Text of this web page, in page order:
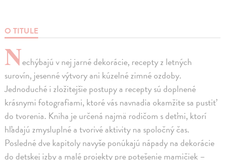
O TITULE
Nechýbajú v nej jarné dekorácie, recepty z letných
surovín, jesenné výtvory ani kúzelné zimné ozdoby.
Jednoduché i zložitejšie postupy a recepty sú doplnené
krásnymi fotografiami, ktoré vás navnadia okamžite sa pustiť
do tvorenia. Kniha je určená najmä rodičom s deťmi, ktorí
hľadajú zmysluplné a tvorivé aktivity na spoločný čas.
Posledné dve kapitoly navyše ponúkajú nápady na dekorácie
do detskej izby a malé projekty pre potešenie mamičiek –